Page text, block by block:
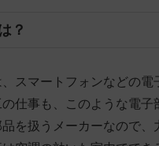
？
スマートフォンなどの電
の仕事も、このような電子
を扱うメーカーなので、